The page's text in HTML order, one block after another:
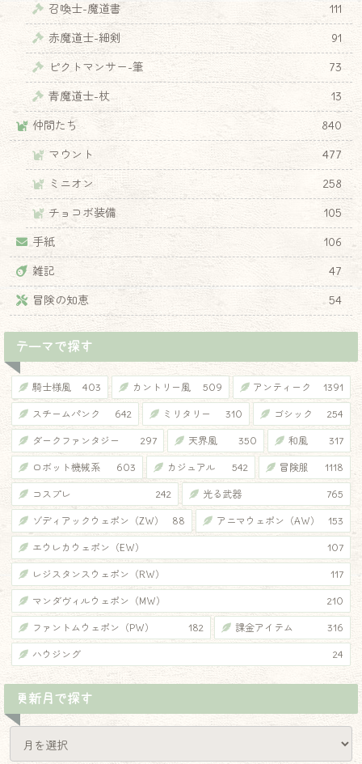
召喚士-魔道書
111
赤魔道士-細剣
91
ピクトマンサー-筆
73
青魔道士-杖
13
仲間たち
840
マウント
477
ミニオン
258
チョコボ装備
105
手紙
106
雑記
47
冒険の知恵
54
テーマで探す
騎士様風 403 カントリー風 509 アンティーク 1391
スチームパンク 642 ミリタリー 310 ゴシック 254
ダークファンタジー 297 天界風 350 和風 317
ロボット機械系 603 カジュアル 542 冒険服 1118
コスプレ 242 光る武器 765
ゾディアックウェポン（ZW） 88 アニマウェポン（AW） 153
エウレカウェポン（EW） 107
レジスタンスウェポン（RW） 117
マンダヴィルウェポン（MW） 210
ファントムウェポン（PW） 182 課金アイテム 316
ハウジング 24
更新月で探す